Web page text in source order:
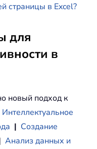
страницы в Excel?
для
в
новый подход к
Интеллектуальное
| Создание
Анализ данных и